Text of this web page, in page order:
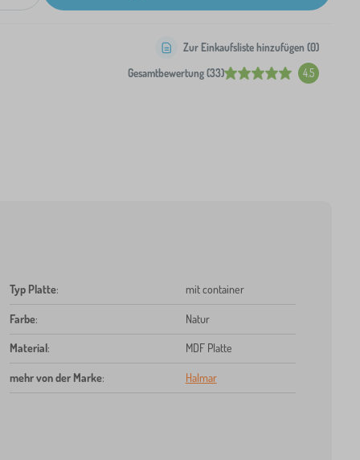
Gesamtbewertung (33) 4.5
Zur Einkaufsliste hinzufügen (0)
Typ Platte: mit container
Farbe: Natur
Material: MDF Platte
mehr von der Marke: Halmar